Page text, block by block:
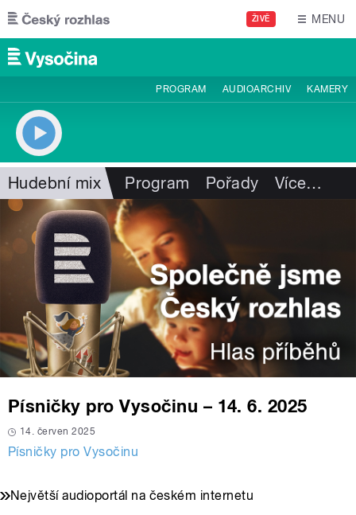
Přejít k hlavnímu obsahu
ŽIVĚ MENU
PROGRAM AUDIOARCHIV KAMERY
Hudební mix Program Pořady Více…
Písničky pro Vysočinu – 14. 6. 2025
14. červen 2025
Písničky pro Vysočinu
Největší audioportál na českém internetu